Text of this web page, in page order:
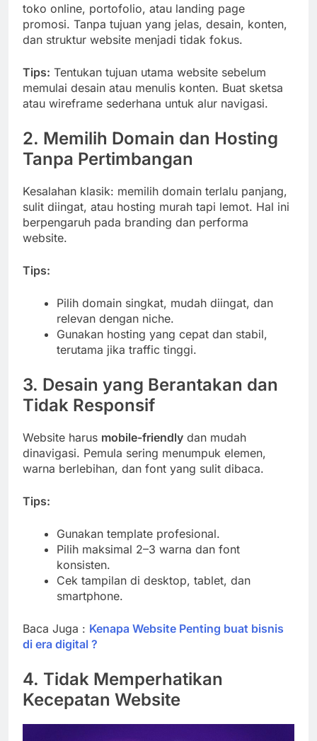
toko online, portofolio, atau landing page
promosi. Tanpa tujuan yang jelas, desain, konten,
dan struktur website menjadi tidak fokus.
Tips: Tentukan tujuan utama website sebelum
memulai desain atau menulis konten. Buat sketsa
atau wireframe sederhana untuk alur navigasi.
2. Memilih Domain dan Hosting
Tanpa Pertimbangan
Kesalahan klasik: memilih domain terlalu panjang,
sulit diingat, atau hosting murah tapi lemot. Hal ini
berpengaruh pada branding dan performa
website.
Tips:
Pilih domain singkat, mudah diingat, dan
relevan dengan niche.
Gunakan hosting yang cepat dan stabil,
terutama jika traffic tinggi.
3. Desain yang Berantakan dan
Tidak Responsif
Website harus mobile-friendly dan mudah
dinavigasi. Pemula sering menumpuk elemen,
warna berlebihan, dan font yang sulit dibaca.
Tips:
Gunakan template profesional.
Pilih maksimal 2–3 warna dan font
konsisten.
Cek tampilan di desktop, tablet, dan
smartphone.
Baca Juga : Kenapa Website Penting buat bisnis
di era digital ?
4. Tidak Memperhatikan
Kecepatan Website